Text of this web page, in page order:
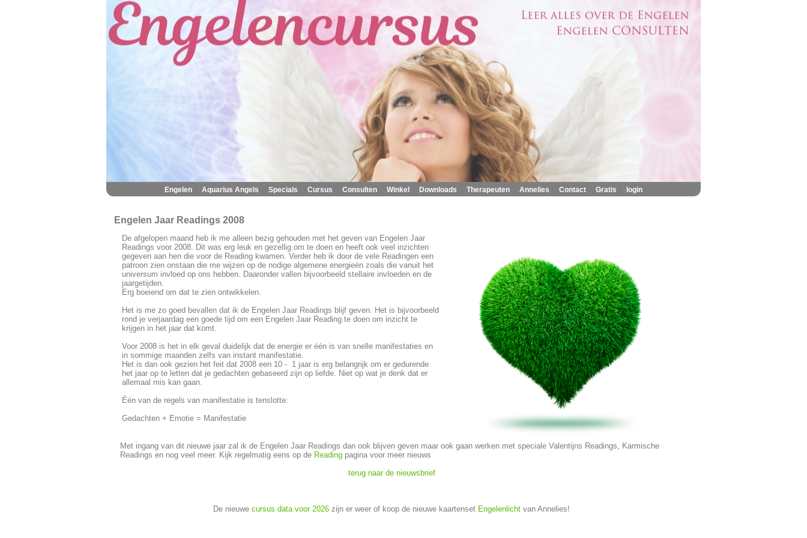
Engelen Aquarius Angels Specials Cursus Consulten Winkel Downloads Therapeuten Annelies Contact Gratis login
Engelen Jaar Readings 2008
De afgelopen maand heb ik me alleen bezig gehouden met het geven van Engelen Jaar
Readings voor 2008. Dit was erg leuk en gezellig om te doen en heeft ook veel inzichten
gegeven aan hen die voor de Reading kwamen. Verder heb ik door de vele Readingen een
patroon zien onstaan die me wijzen op de nodige algemene energieën zoals die vanuit het
universum invloed op ons hebben. Daaronder vallen bijvoorbeeld stellaire invloeden en de
jaargetijden.
Erg boeiend om dat te zien ontwikkelen.
Het is me zo goed bevallen dat ik de Engelen Jaar Readings blijf geven. Het is bijvoorbeeld
rond je verjaardag een goede tijd om een Engelen Jaar Reading te doen om inzicht te
krijgen in het jaar dat komt.
Voor 2008 is het in elk geval duidelijk dat de energie er één is van snelle manifestaties en
in sommige maanden zelfs van instant manifestatie.
Het is dan ook gezien het feit dat 2008 een 10 - 1 jaar is erg belangrijk om er gedurende
het jaar op te letten dat je gedachten gebaseerd zijn op liefde. Niet op wat je denk dat er
allemaal mis kan gaan.
Één van de regels van manifestatie is tenslotte:
Gedachten + Emotie = Manifestatie
Met ingang van dit nieuwe jaar zal ik de Engelen Jaar Readings dan ook blijven geven maar ook gaan werken met speciale Valentijns Readings, Karmische
Readings en nog veel meer. Kijk regelmatig eens op de Reading pagina voor meer nieuws
terug naar de nieuwsbrief
De nieuwe cursus data voor 2026 zijn er weer of koop de nieuwe kaartenset Engelenlicht van Annelies!